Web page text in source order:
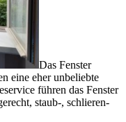
Das Fenster
eine eher unbeliebte
führen das Fenster
staub-, schlieren-